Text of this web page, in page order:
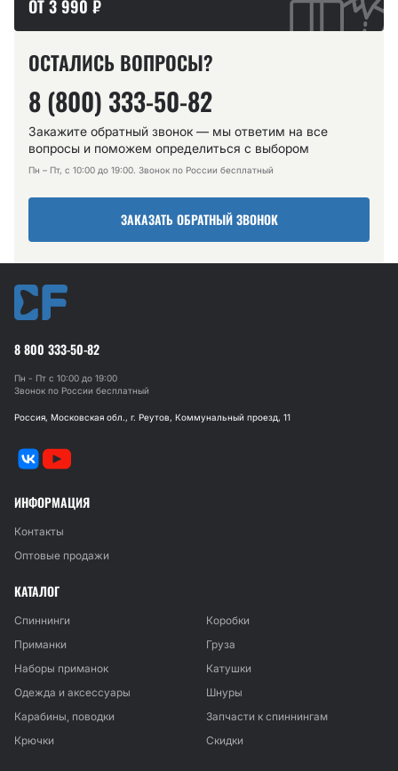
ОТ 3 990 ₽
ОСТАЛИСЬ ВОПРОСЫ?
8 (800) 333-50-82
Закажите обратный звонок — мы ответим на все
вопросы и поможем определиться с выбором
Пн – Пт, с 10:00 до 19:00. Звонок по России бесплатный
ЗАКАЗАТЬ ОБРАТНЫЙ ЗВОНОК
8 800 333-50-82
Пн - Пт с 10:00 до 19:00
Звонок по России бесплатный
Россия, Московская обл., г. Реутов, Коммунальный проезд, 11
ИНФОРМАЦИЯ
Контакты
Оптовые продажи
КАТАЛОГ
Спиннинги
Коробки
Приманки
Груза
Наборы приманок
Катушки
Одежда и аксессуары
Шнуры
Карабины, поводки
Запчасти к спиннингам
Крючки
Скидки